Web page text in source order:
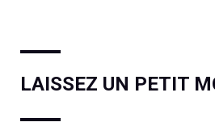
LAISSEZ UN PETIT